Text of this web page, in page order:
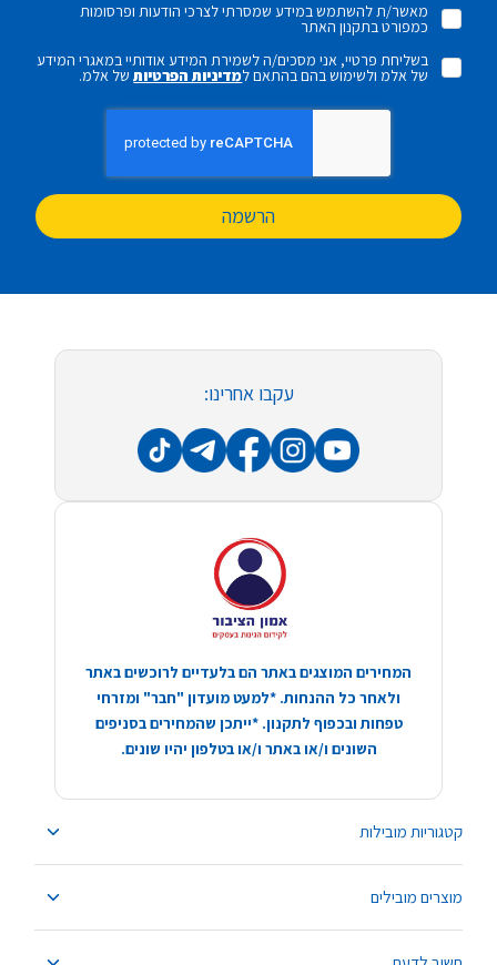
מאשר/ת להשתמש במידע שמסרתי לצרכי הודעות ופרסומות
כמפורט בתקנון האתר
בשליחת פרטיי, אני מסכים/ה לשמירת המידע אודותיי במאגרי המידע
של אלמ ולשימוש בהם בהתאם למדיניות הפרטיותשל אלמ.
הרשמה
קטגוריות מובילות
מוצרים מובילים
עקבו אחרינו:
המחירים המוצגים באתר הם בלעדיים לרוכשים באתר
ולאחר כל ההנחות. *למעט מועדון "חבר" ומזרחי
טפחות ובכפוף לתקנון. *ייתכן שהמחירים בסניפים
השונים ו/או באתר ו/או בטלפון יהיו שונים.